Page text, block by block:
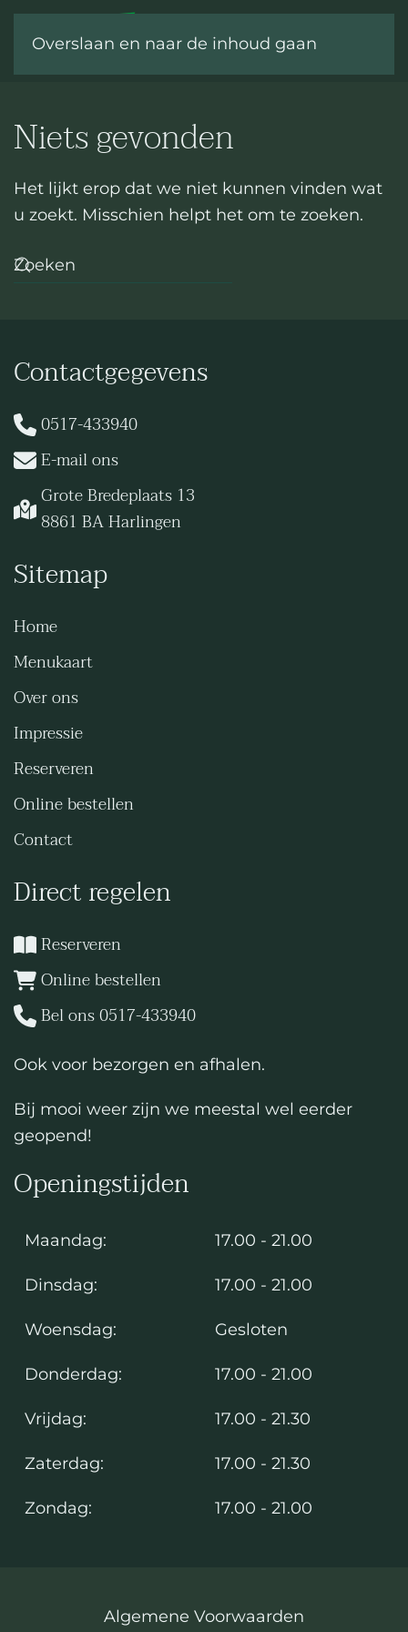
Overslaan en naar de inhoud gaan
Niets gevonden
Het lijkt erop dat we niet kunnen vinden wat
u zoekt. Misschien helpt het om te zoeken.
Contactgegevens
0517-433940
E-mail ons
Grote Bredeplaats 13
8861 BA Harlingen
Sitemap
Home
Menukaart
Over ons
Impressie
Reserveren
Online bestellen
Contact
Direct regelen
Reserveren
Online bestellen
Bel ons 0517-433940
Ook voor bezorgen en afhalen.
Bij mooi weer zijn we meestal wel eerder
geopend!
Openingstijden
Maandag: 17.00 - 21.00
Dinsdag: 17.00 - 21.00
Woensdag: Gesloten
Donderdag: 17.00 - 21.00
Vrijdag: 17.00 - 21.30
Zaterdag: 17.00 - 21.30
Zondag: 17.00 - 21.00
Algemene Voorwaarden